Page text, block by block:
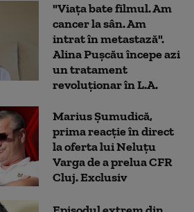
"Viața bate filmul. Am
cancer la sân. Am
intrat în metastază".
Alina Pușcău începe azi
un tratament
revoluționar în L.A.
Marius Șumudică,
prima reacție în direct
la oferta lui Neluțu
Varga de a prelua CFR
Cluj. Exclusiv